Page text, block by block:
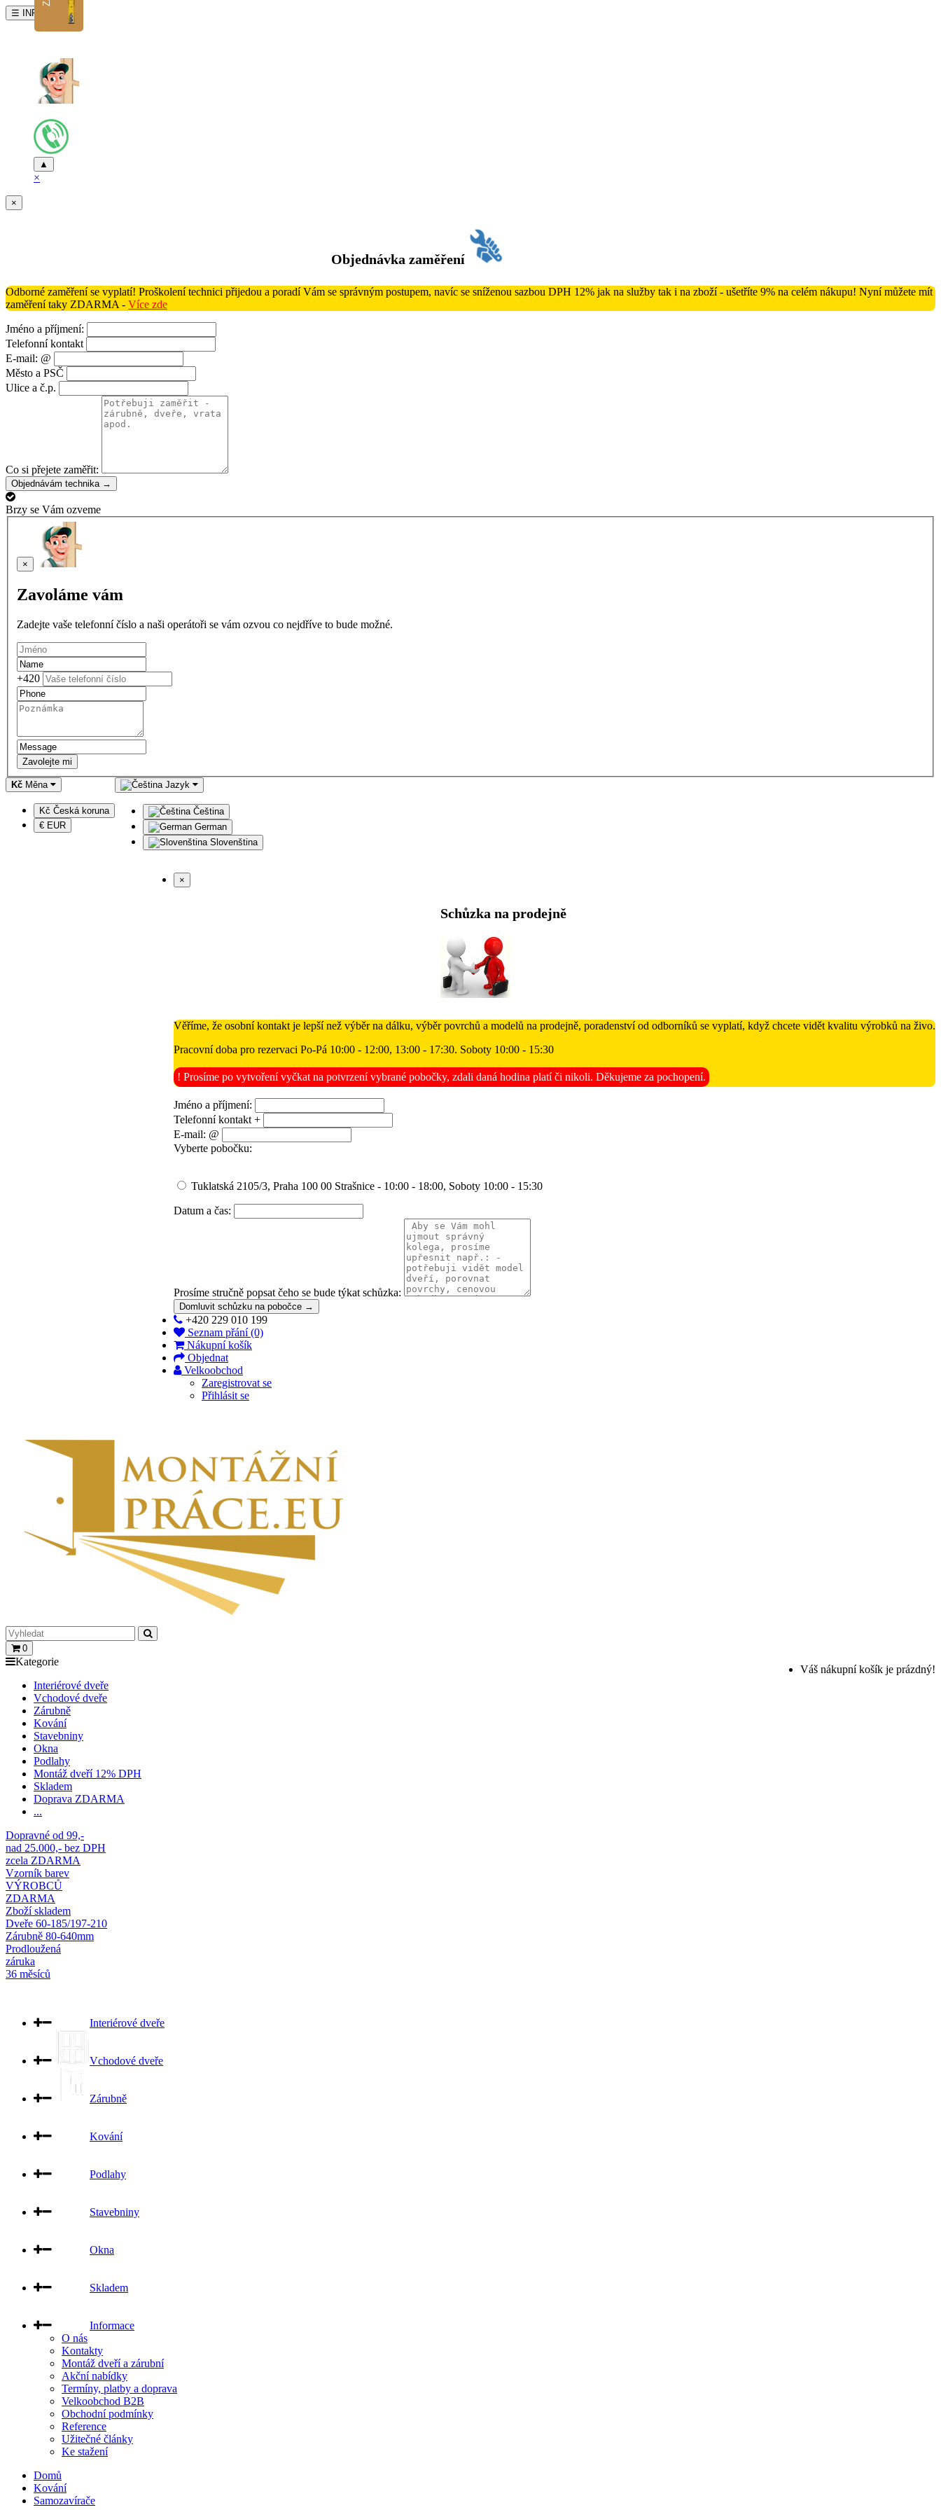
☰ INFO
▲
×
×
Objednávka zaměření
Odborné zaměření se vyplatí! Proškolení technici přijedou a poradí Vám se správným postupem, navíc se sníženou sazbou DPH 12% jak na služby tak i na zboží - ušetříte 9% na celém nákupu! Nyní můžete mít
zaměření taky ZDARMA - Více zde
Jméno a příjmení:
Telefonní kontakt
E-mail: @
Město a PSČ
Ulice a č.p.
Co si přejete zaměřit:
Objednávám technika →
Brzy se Vám ozveme
×
Zavoláme vám
Zadejte vaše telefonní číslo a naši operátoři se vám ozvou co nejdříve to bude možné.
+420
Zavolejte mi
Kč Měna
Kč Česká koruna
€ EUR
Jazyk
Čeština
German
Slovenština
×
Schůzka na prodejně
Věříme, že osobní kontakt je lepší než výběr na dálku, výběr povrchů a modelů na prodejně, poradenství od odborníků se vyplatí, když chcete vidět kvalitu výrobků na živo.
Pracovní doba pro rezervaci Po-Pá 10:00 - 12:00, 13:00 - 17:30. Soboty 10:00 - 15:30
! Prosíme po vytvoření vyčkat na potvrzení vybrané pobočky, zdali daná hodina platí či nikoli. Děkujeme za pochopení.
Jméno a příjmení:
Telefonní kontakt +
E-mail: @
Vyberte pobočku:
Tuklatská 2105/3, Praha 100 00 Strašnice - 10:00 - 18:00, Soboty 10:00 - 15:30
Datum a čas:
Prosíme stručně popsat čeho se bude týkat schůzka:
Domluvit schůzku na pobočce →
+420 229 010 199
Seznam přání (0)
Nákupní košík
Objednat
Velkoobchod
Zaregistrovat se
Přihlásit se
0
Váš nákupní košík je prázdný!
Kategorie
Interiérové dveře
Vchodové dveře
Zárubně
Kování
Stavebniny
Okna
Podlahy
Montáž dveří 12% DPH
Skladem
Doprava ZDARMA
...
Dopravné od 99,-
nad 25.000,- bez DPH
zcela ZDARMA
Vzorník barev
VÝROBCŮ
ZDARMA
Zboží skladem
Dveře 60-185/197-210
Zárubně 80-640mm
Prodloužená
záruka
36 měsíců
Interiérové dveře
Vchodové dveře
Zárubně
Kování
Podlahy
Stavebniny
Okna
Skladem
Informace
O nás
Kontakty
Montáž dveří a zárubní
Akční nabídky
Termíny, platby a doprava
Velkoobchod B2B
Obchodní podmínky
Reference
Užitečné články
Ke stažení
Domů
Kování
Samozavírače